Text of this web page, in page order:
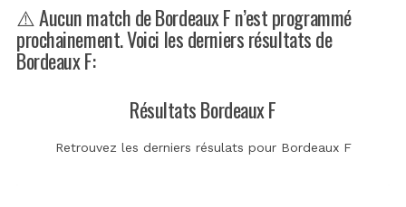
⚠️ Aucun match de Bordeaux F n’est programmé
prochainement. Voici les derniers résultats de
Bordeaux F:
Résultats Bordeaux F
Retrouvez les derniers résulats pour Bordeaux F